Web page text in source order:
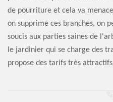
de pourriture et cela va
on supprime ces branches, on
soucis aux parties saines de
le jardinier qui se charge des
propose des tarifs très